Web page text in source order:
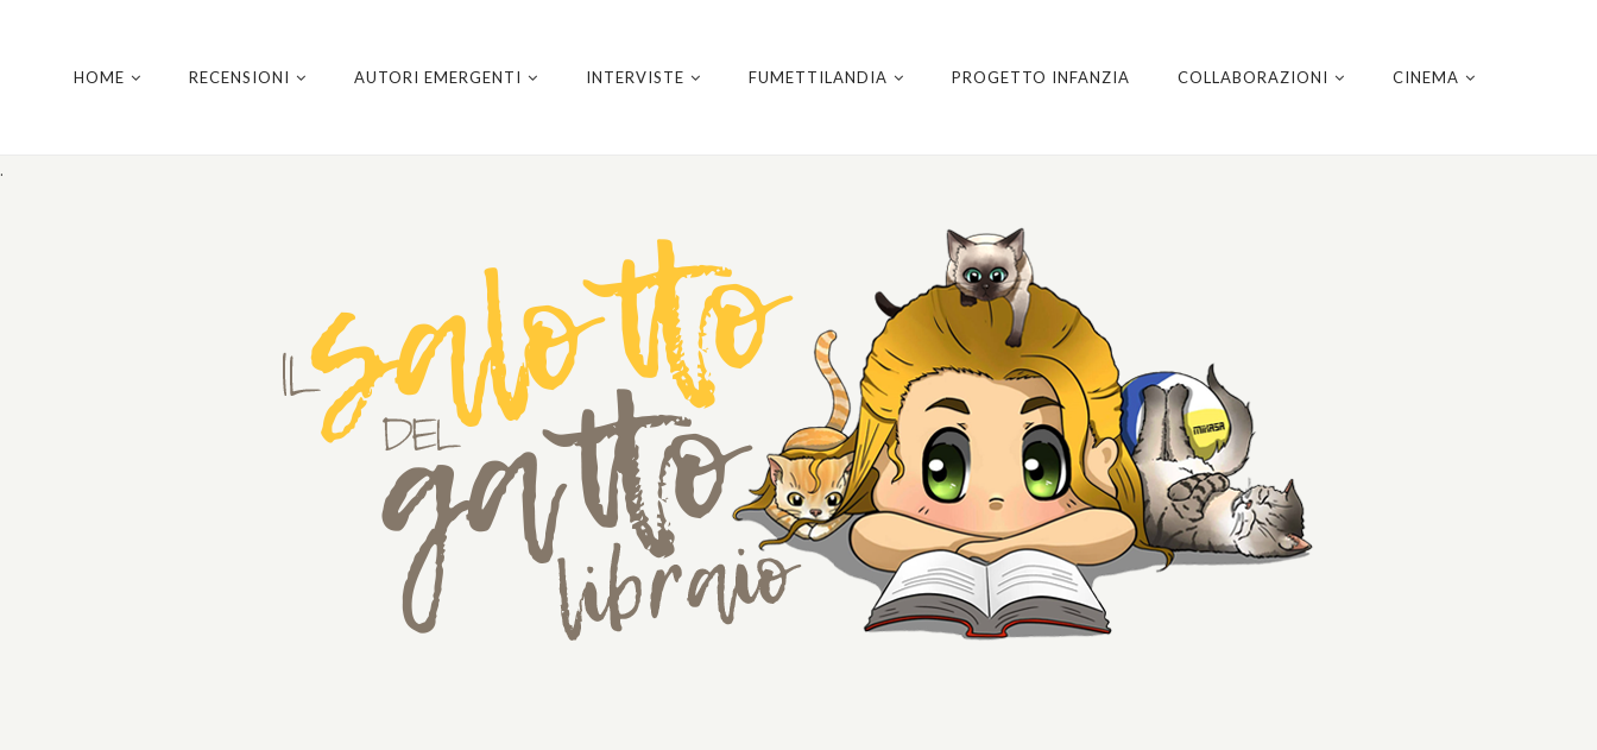
.
HOME RECENSIONI AUTORI EMERGENTI INTERVISTE FUMETTILANDIA PROGETTO INFANZIA COLLABORAZIONI CINEMA